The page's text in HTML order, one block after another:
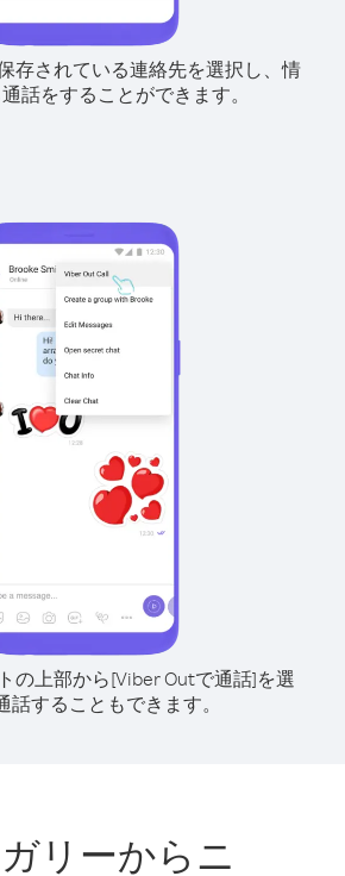
存されている連絡先を選択し、情
話をすることができます。
の上部から[Viber Outで通話]を選
話することもできます。
リーからニ